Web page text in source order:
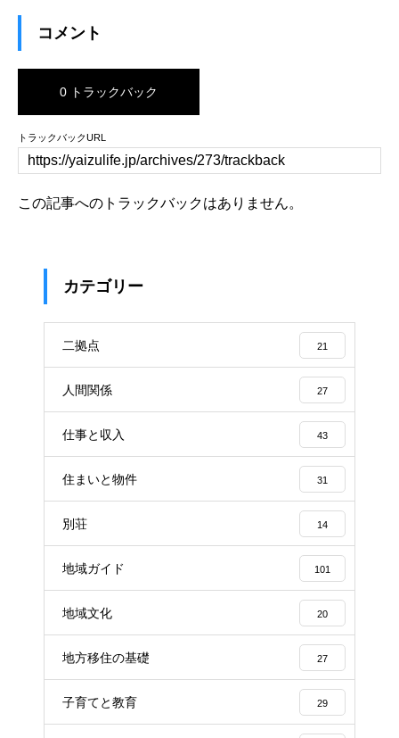
コメント
0 トラックバック
トラックバックURL
この記事へのトラックバックはありません。
カテゴリー
二拠点 21
人間関係 27
仕事と収入 43
住まいと物件 31
別荘 14
地域ガイド 101
地域文化 20
地方移住の基礎 27
子育てと教育 29